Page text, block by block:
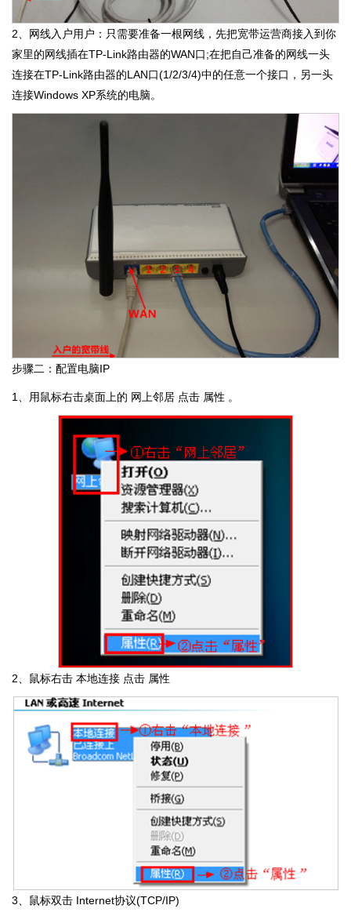
2、网线入户用户：只需要准备一根网线，先把宽带运营商接入到你
家里的网线插在TP-Link路由器的WAN口;在把自己准备的网线一头
连接在TP-Link路由器的LAN口(1/2/3/4)中的任意一个接口，另一头
连接Windows XP系统的电脑。
步骤二：配置电脑IP
1、用鼠标右击桌面上的 网上邻居 点击 属性 。
2、鼠标右击 本地连接 点击 属性
3、鼠标双击 Internet协议(TCP/IP)